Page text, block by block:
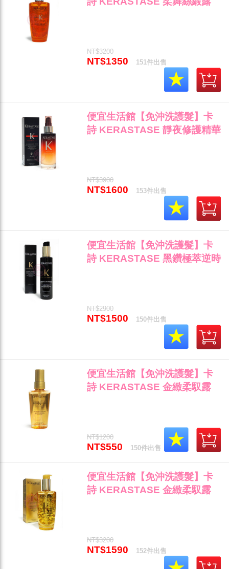
NT$3200
NT$1350 151件出售
便宜生活館【免沖洗護髮】卡
詩 KERASTASE 靜夜修護精華
NT$3900
NT$1600 153件出售
便宜生活館【免沖洗護髮】卡
詩 KERASTASE 黑鑽極萃逆時
NT$2900
NT$1500 150件出售
便宜生活館【免沖洗護髮】卡
詩 KERASTASE 金緻柔馭露
NT$1200
NT$550 150件出售
便宜生活館【免沖洗護髮】卡
詩 KERASTASE 金緻柔馭露
NT$3200
NT$1590 152件出售